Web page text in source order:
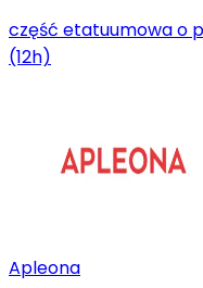
część etatuumowa o
(12h)
Apleona